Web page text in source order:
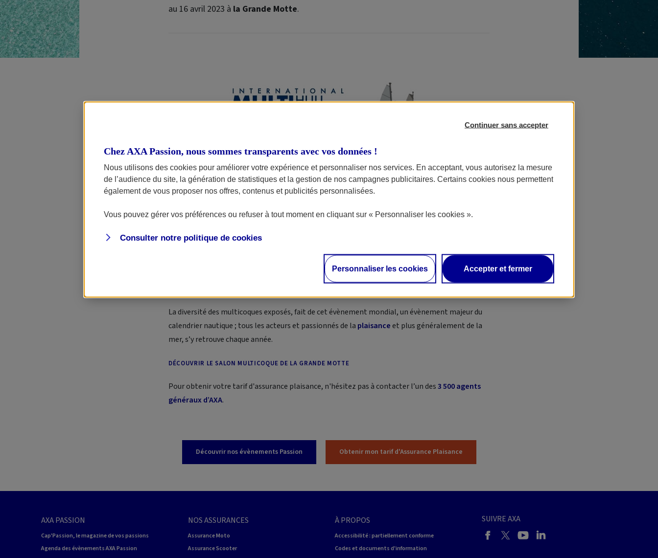
Continuer sans accepter
Chez AXA Passion, nous sommes transparents avec vos données !
Nous utilisons des cookies pour améliorer votre expérience et personnaliser nos services. En acceptant, vous autorisez la mesure
de l’audience du site, la génération de statistiques et la gestion de nos campagnes publicitaires. Certains cookies nous permettent
également de vous proposer nos offres, contenus et publicités personnalisées.
Vous pouvez gérer vos préférences ou refuser à tout moment en cliquant sur « Personnaliser les cookies ».
Consulter notre politique de cookies
Personnaliser les cookies Accepter et fermer
au 16 avril 2023 à la Grande Motte.
de l’exposition d’une soixantaine de multicoques, catamarans et trimarans. Retrouvez les
France et de nombreux exposants à terre et à flot.
est organisé sous l’égide de la Fédération des Industries
La diversité des multicoques exposés, fait de cet évènement mondial, un évènement majeur du
calendrier nautique ; tous les acteurs et passionnés de la plaisanceet plus généralement de la
mer, s’y retrouve chaque année.
DÉCOUVRIR LE SALON MULTICOQUE DE LA GRANDE MOTTE
Pour obtenir votre tarif d'assurance plaisance, n'hésitez pas à contacter l’un des3 500 agents
généraux d’AXA.
Découvrir nos évènements Passion Obtenir mon tarif d'Assurance Plaisance
AXA PASSION
Cap'Passion, le magazine de vos passions
Agenda des évènements AXA Passion
NOS ASSURANCES
Assurance Moto
Assurance Scooter
À PROPOS
Accessibilité : partiellement conforme
Codes et documents d'information
SUIVRE AXA